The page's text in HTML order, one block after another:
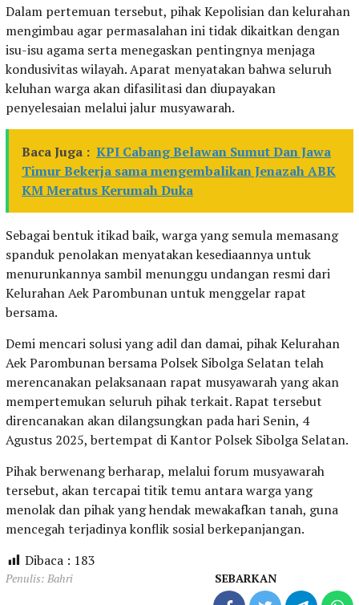
Dalam pertemuan tersebut, pihak Kepolisian dan kelurahan
mengimbau agar permasalahan ini tidak dikaitkan dengan
isu-isu agama serta menegaskan pentingnya menjaga
kondusivitas wilayah. Aparat menyatakan bahwa seluruh
keluhan warga akan difasilitasi dan diupayakan
penyelesaian melalui jalur musyawarah.
Baca Juga : KPI Cabang Belawan Sumut Dan Jawa
Timur Bekerja sama mengembalikan Jenazah ABK
KM Meratus Kerumah Duka
Sebagai bentuk itikad baik, warga yang semula memasang
spanduk penolakan menyatakan kesediaannya untuk
menurunkannya sambil menunggu undangan resmi dari
Kelurahan Aek Parombunan untuk menggelar rapat
bersama.
Demi mencari solusi yang adil dan damai, pihak Kelurahan
Aek Parombunan bersama Polsek Sibolga Selatan telah
merencanakan pelaksanaan rapat musyawarah yang akan
mempertemukan seluruh pihak terkait. Rapat tersebut
direncanakan akan dilangsungkan pada hari Senin, 4
Agustus 2025, bertempat di Kantor Polsek Sibolga Selatan.
Pihak berwenang berharap, melalui forum musyawarah
tersebut, akan tercapai titik temu antara warga yang
menolak dan pihak yang hendak mewakafkan tanah, guna
mencegah terjadinya konflik sosial berkepanjangan.
Dibaca : 183
Penulis: Bahri SEBARKAN